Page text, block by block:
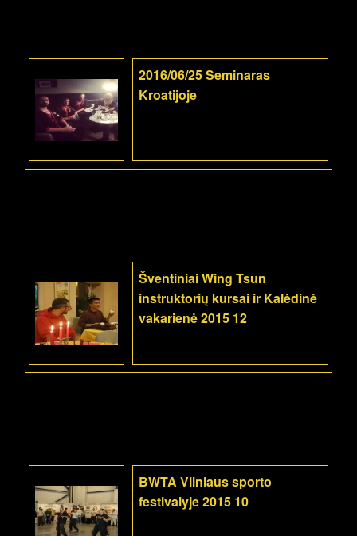
2016/06/25 Seminaras
Kroatijoje
Šventiniai Wing Tsun
instruktorių kursai ir Kalėdinė
vakarienė 2015 12
BWTA Vilniaus sporto
festivalyje 2015 10